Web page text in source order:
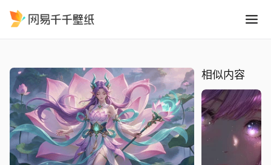
相似内容